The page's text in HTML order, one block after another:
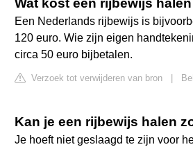
Wat kost een rijbewijs
Een Nederlands rijbewijs is
120 euro. Wie zijn eigen
circa 50 euro bijbetalen.
Verzoek tot verwijderen van bron
Kan je een rijbewijs halen
Je hoeft niet geslaagd te zijn voor